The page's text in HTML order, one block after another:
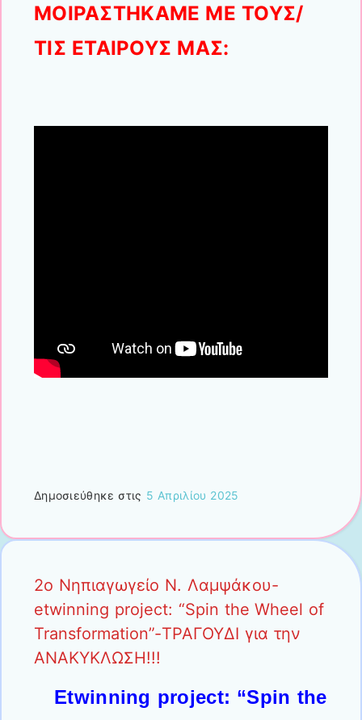
ΜΟΙΡΑΣΤΗΚΑΜΕ ΜΕ ΤΟΥΣ/
ΤΙΣ ΕΤΑΙΡΟΥΣ ΜΑΣ:
Δημοσιεύθηκε στις 5 Απριλίου 2025
2ο Νηπιαγωγείο Ν. Λαμψάκου-
etwinning project: “Spin the Wheel of
Transformation”-ΤΡΑΓΟΥΔΙ για την
ΑΝΑΚΥΚΛΩΣΗ!!!
Etwinning project: “Spin the